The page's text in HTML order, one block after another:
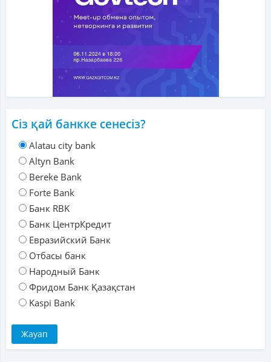
Сіз қай банкке сенесіз?
Alatau city bank
Altyn Bank
Bereke Bank
Forte Bank
Банк RBK
Банк ЦентрКредит
Евразийский Банк
Отбасы банк
Народный Банк
Фридом Банк Қазақстан
Kaspi Bank